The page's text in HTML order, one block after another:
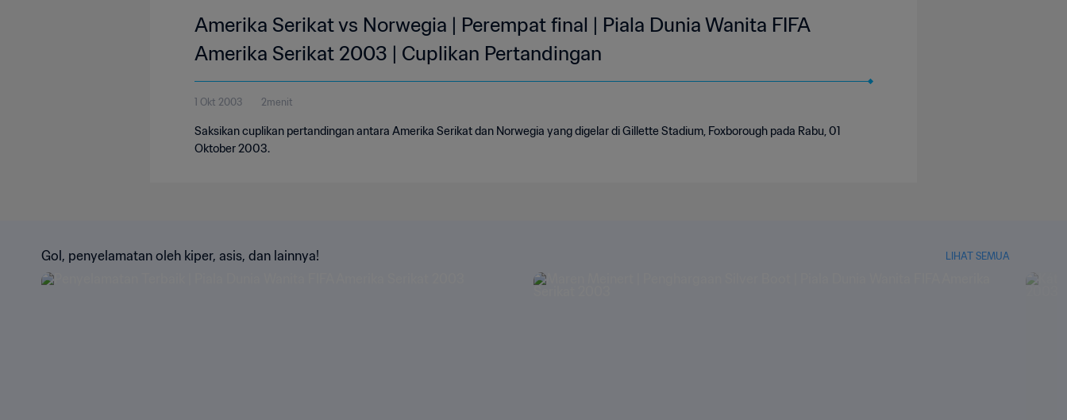
Amerika Serikat vs Norwegia | Perempat final | Piala Dunia Wanita FIFA
Amerika Serikat 2003 | Cuplikan Pertandingan
1 Okt 2003 2menit
Saksikan cuplikan pertandingan antara Amerika Serikat dan Norwegia yang digelar di Gillette Stadium, Foxborough pada Rabu, 01
Oktober 2003.
Gol, penyelamatan oleh kiper, asis, dan lainnya! LIHAT SEMUA